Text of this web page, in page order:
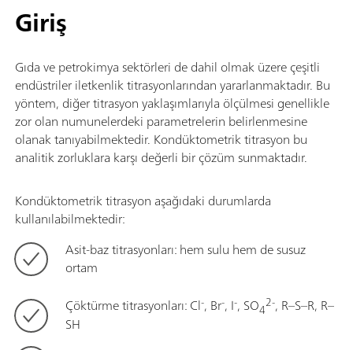
Giriş
Gıda ve petrokimya sektörleri de dahil olmak üzere çeşitli
endüstriler iletkenlik titrasyonlarından yararlanmaktadır. Bu
yöntem, diğer titrasyon yaklaşımlarıyla ölçülmesi genellikle
zor olan numunelerdeki parametrelerin belirlenmesine
olanak tanıyabilmektedir. Kondüktometrik titrasyon bu
analitik zorluklara karşı değerli bir çözüm sunmaktadır.
Kondüktometrik titrasyon aşağıdaki durumlarda
kullanılabilmektedir:
Asit-baz titrasyonları: hem sulu hem de susuz
ortam
Çöktürme titrasyonları: Cl-, Br-, I-, SO42-, R–S–R, R–
SH